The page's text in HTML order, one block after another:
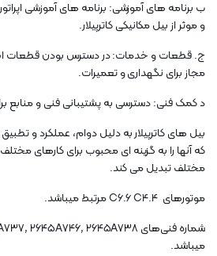
ب برنامه های آموزشی: برنامه های آموزشی
و موثر از بیل مکانیکی کاترپیلار.
ج. قطعات و خدمات: در دسترس بودن قطعات
مجاز برای نگهداری و تعمیرات.
د کمک فنی: دسترسی به پشتیبانی فنی و منابع
بیل های کاترپیلار به دلیل دوام، عملکرد و
که آنها را به گزینه ای محبوب برای کارهای
مختلف تبدیل می کند.
موتورهای C6.6 C4.4 مرتبط میباشد.
میباشد.